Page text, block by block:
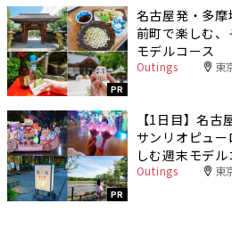
PR
名古屋発・多
前町で楽しむ
モデルコース
Outings 東
PR
【1日目】名古
サンリオピュ
しむ週末モデル
Outings 東